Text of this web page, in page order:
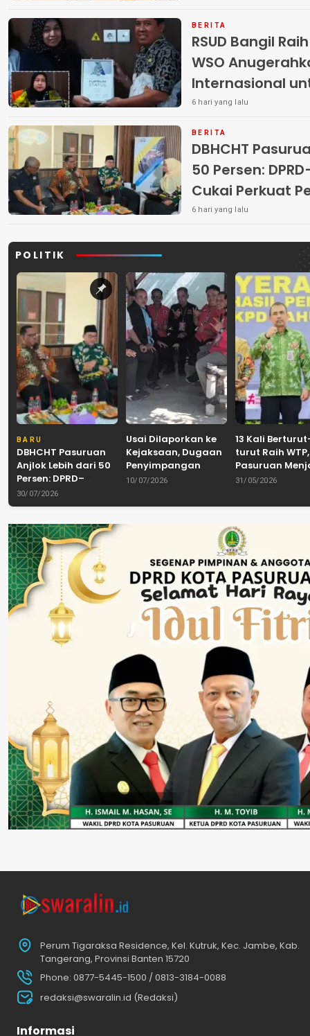
BERITA
RSUD Bangil
WSO
Internasional
6 hari yang lalu
BERITA
DBHCHT
50 Persen:
Cukai Perkuat
Peredaran
6 hari yang lalu
POLITIK
BARU
DBHCHT Pasuruan
Anjlok Lebih dari 50
Persen: DPRD–
Pemkab–Bea Cukai
Perkuat Perang
Rokok Ilegal
30/07/2026
Usai Dilaporkan ke
Kejaksaan, Dugaan
Penyimpangan
Banpol PDIP
Dinyatakan Tuntas
10/07/2026
13 Kali
turut Raih WTP,
Pasuruan
Tradisi
Tengah
31/05/2026
Perum Tigaraksa Residence, Kel. Kutruk, Kec. Jambe, Kab.
Tangerang, Provinsi Banten 15720
Phone: 0877-5445-1500 / 0813-3184-0088
redaksi@swaralin.id (Redaksi)
Informasi